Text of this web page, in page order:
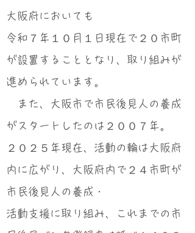
大阪府においても
令和７年１０月１日現在で２０市町
が設置することとなり、取り組みが
進められています。
また、大阪市で市民後見人の養成
がスタートしたのは２００７年。
２０２５年現在、活動の輪は大阪府
内に広がり、大阪府内で２４市町が
市民後見人の養成・
活動支援に取り組み、これまでの市